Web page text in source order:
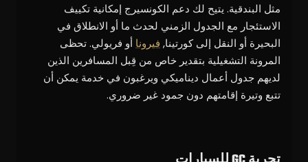
مثل البندقية. يتيح لك دعم الكونسيرج إمكانية تكييف
الاستئجار مع الجدول الزمني لحدث ما أو الانطلاق في
البحيرة أو النقل إلى كورتينا, فيرونا أو فريولي. تحظى
المرونة التشغيلية بتقدير خاص من قِبل المسافرين الذين
لديهم جدول أعمال ديناميكي ويرغبون في خدمة يمكن أن
تتبع وتيرة إقامتهم دون جمود غير ضروري.